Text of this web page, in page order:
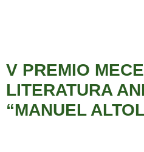
V PREMIO
LITERATURA
“MANUEL